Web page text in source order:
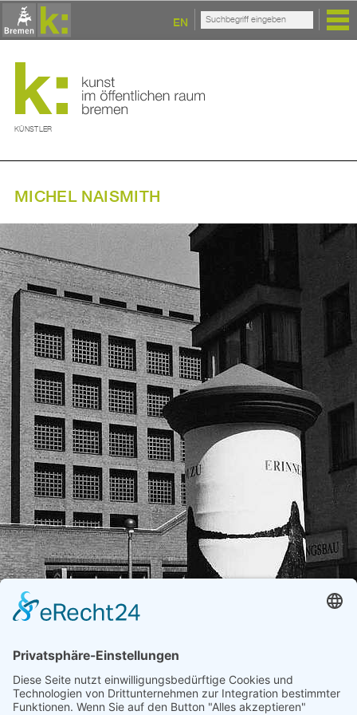
EN
KÜNSTLER
MICHEL NAISMITH